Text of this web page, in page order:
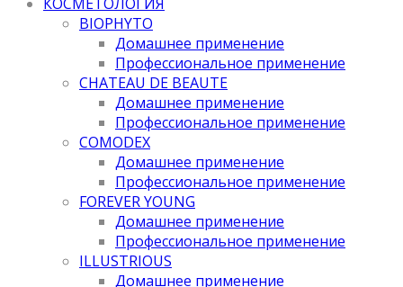
BIOPHYTO
Домашнее применение
Профессиональное применение
CHATEAU DE BEAUTE
Домашнее применение
Профессиональное применение
COMODEX
Домашнее применение
Профессиональное применение
FOREVER YOUNG
Домашнее применение
Профессиональное применение
ILLUSTRIOUS
Домашнее применение